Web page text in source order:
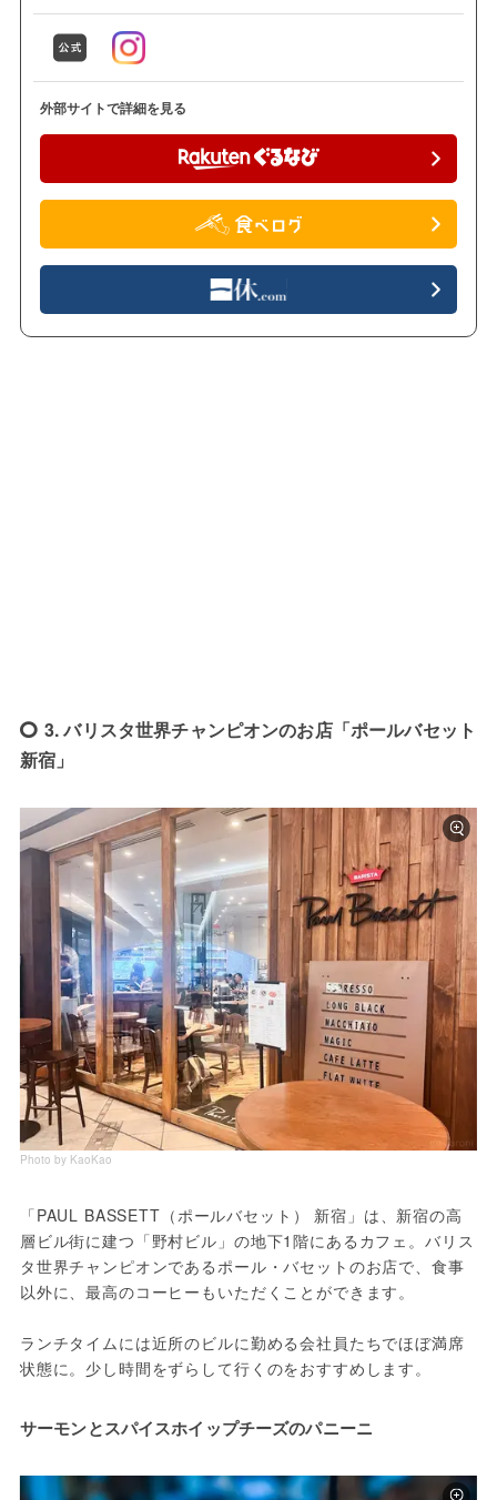
外部サイトで詳細を見る
3. バリスタ世界チャンピオンのお店「ポールバセット
新宿」
Photo by KaoKao
「PAUL BASSETT（ポールバセット） 新宿」は、新宿の高
層ビル街に建つ「野村ビル」の地下1階にあるカフェ。バリス
タ世界チャンピオンであるポール・バセットのお店で、食事
以外に、最高のコーヒーもいただくことができます。
ランチタイムには近所のビルに勤める会社員たちでほぼ満席
状態に。少し時間をずらして行くのをおすすめします。
サーモンとスパイスホイップチーズのパニーニ